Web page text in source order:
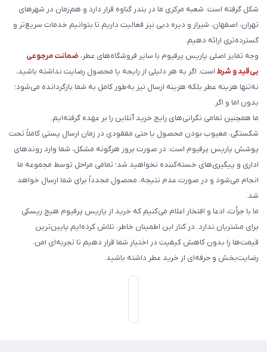
شکل گرفته است. شعبه مرکزی ما در بندر گناوه قرار دارد و هم‌زمان در شهرهای
تهران، اصفهان، شیراز و دیره دبی نیز فعالیت داریم تا بتوانیم خدمات سریع‌تر و
گسترده‌تری ارائه دهیم.
وجه تمایز اصلی پاریس پرفیوم با سایر فروشگاه‌های عطر، ضمانت مرجوعی
بی‌قید و شرط است. اگر به هر دلیلی از رایحه یا محصول رضایت نداشته باشید،
نه‌تنها هزینه عطر بلکه هزینه ارسال نیز به‌طور کامل به شما بازگردانده می‌شود؛
بدون اما و اگر.
ما همچنین تمامی نگرانی‌های رایج خرید آنلاین را بر عهده گرفته‌ایم.
شکستگی، معیوب بودن محصول یا حتی مفقودی در زمان ارسال پستی کاملاً تحت
پوشش پاریس پرفیوم است. در صورت بروز هرگونه مشکل، شما وارد روندهای
اداری و پیگیری‌های خسته‌کننده نخواهید شد؛ تمامی مراحل توسط مجموعه ما
انجام می‌شود و در صورت عدم نتیجه، محصول مجدداً برای شما ارسال خواهد
شد.
ما با جرأت، ادعا و افتخار اعلام می‌کنیم که خرید از پاریس پرفیوم هیچ ریسکی
برای مشتریان ندارد. در کنار این اطمینان خاطر، تلاش کرده‌ایم پایین‌ترین
قیمت‌ها را بدون کاهش کیفیت در اختیار شما قرار دهیم تا تجربه‌ای امن،
رضایت‌بخش و حرفه‌ای از خرید عطر داشته باشید.